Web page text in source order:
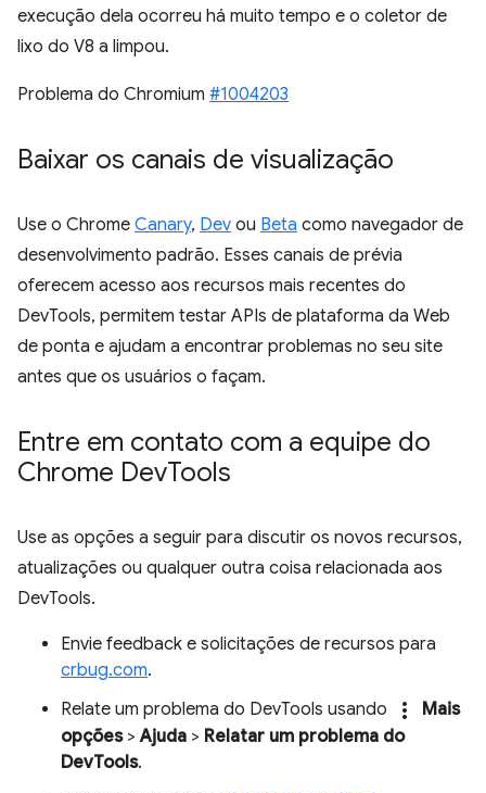
execução dela ocorreu há muito tempo e o coletor de
lixo do V8 a limpou.
Problema do Chromium #1004203
Baixar os canais de visualização
Use o Chrome Canary, Dev ou Beta como navegador de
desenvolvimento padrão. Esses canais de prévia
oferecem acesso aos recursos mais recentes do
DevTools, permitem testar APIs de plataforma da Web
de ponta e ajudam a encontrar problemas no seu site
antes que os usuários o façam.
Entre em contato com a equipe do
Chrome DevTools
Use as opções a seguir para discutir os novos recursos,
atualizações ou qualquer outra coisa relacionada aos
DevTools.
Envie feedback e solicitações de recursos para
crbug.com.
Relate um problema do DevTools usando
more_vert
Mais
opções>Ajuda > Relatar um problema do
DevTools.